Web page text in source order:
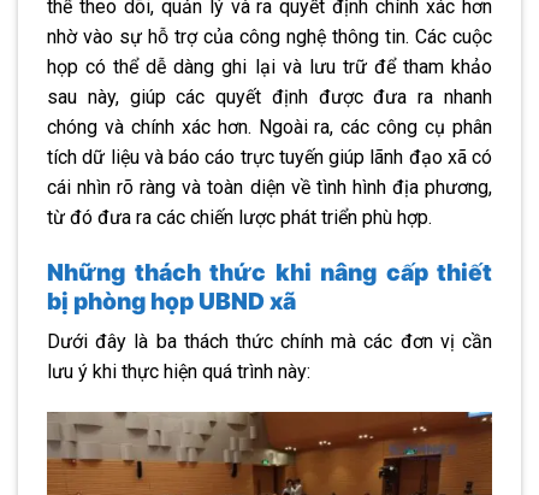
thể theo dõi, quản lý và ra quyết định chính xác hơn
nhờ vào sự hỗ trợ của công nghệ thông tin. Các cuộc
họp có thể dễ dàng ghi lại và lưu trữ để tham khảo
sau này, giúp các quyết định được đưa ra nhanh
chóng và chính xác hơn. Ngoài ra, các công cụ phân
tích dữ liệu và báo cáo trực tuyến giúp lãnh đạo xã có
cái nhìn rõ ràng và toàn diện về tình hình địa phương,
từ đó đưa ra các chiến lược phát triển phù hợp.
Những thách thức khi nâng cấp thiết
bị phòng họp UBND xã
Dưới đây là ba thách thức chính mà các đơn vị cần
lưu ý khi thực hiện quá trình này: